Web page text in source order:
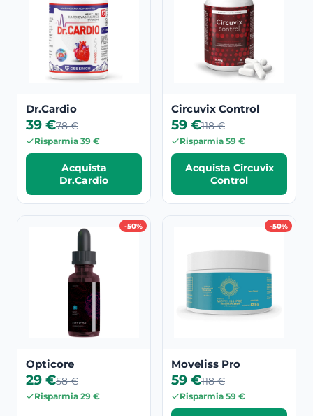
Dr.Cardio
39 €78 €
Risparmia 39 €
Acquista
Dr.Cardio
Circuvix Control
59 €118 €
Risparmia 59 €
Acquista Circuvix
Control
-50%
Opticore
29 €58 €
Risparmia 29 €
-50%
Moveliss Pro
59 €118 €
Risparmia 59 €